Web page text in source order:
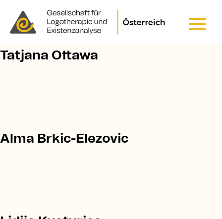
STARTSEITE
Tatjana Ottawa
Alma Brkic-Elezovic